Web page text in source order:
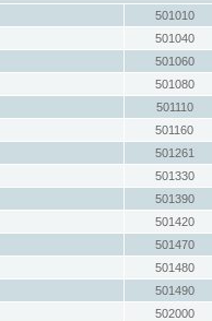
501010
501040
501060
501080
501110
501160
501261
501330
501390
501420
501470
501480
501490
502000